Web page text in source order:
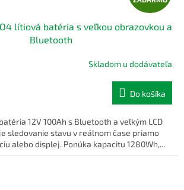
A
D
A
R
M
lítiová batéria s veľkou obrazovkou a
Bluetooth
Skladom u dodávateľa
Do košíka
12V 100Ah s Bluetooth a veľkým LCD
sledovanie stavu v reálnom čase priamo
alebo displej. Ponúka kapacitu 1280Wh,...